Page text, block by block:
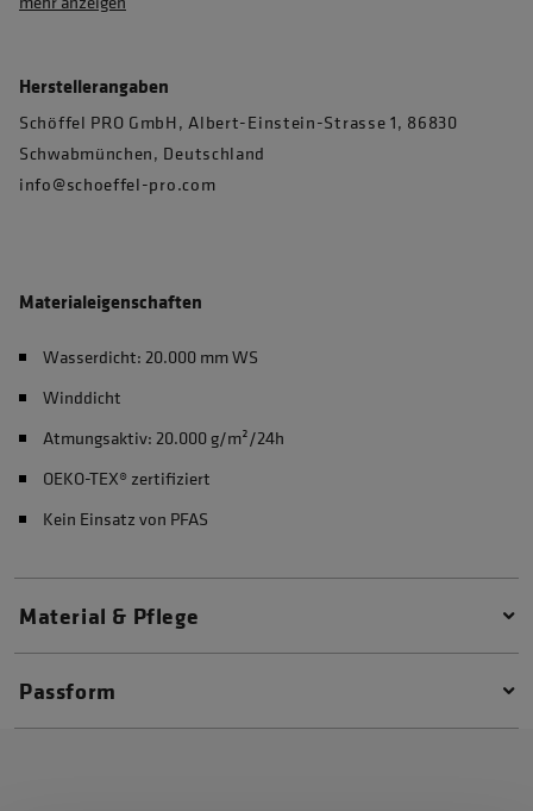
Herstellerangaben
Schöffel PRO GmbH, Albert-Einstein-Strasse 1, 86830
Schwabmünchen, Deutschland
info@schoeffel-pro.com
Materialeigenschaften
Wasserdicht: 20.000 mm WS
Winddicht
Atmungsaktiv: 20.000 g/m²/24h
OEKO-TEX® zertifiziert
Kein Einsatz von PFAS
Material & Pflege
Passform